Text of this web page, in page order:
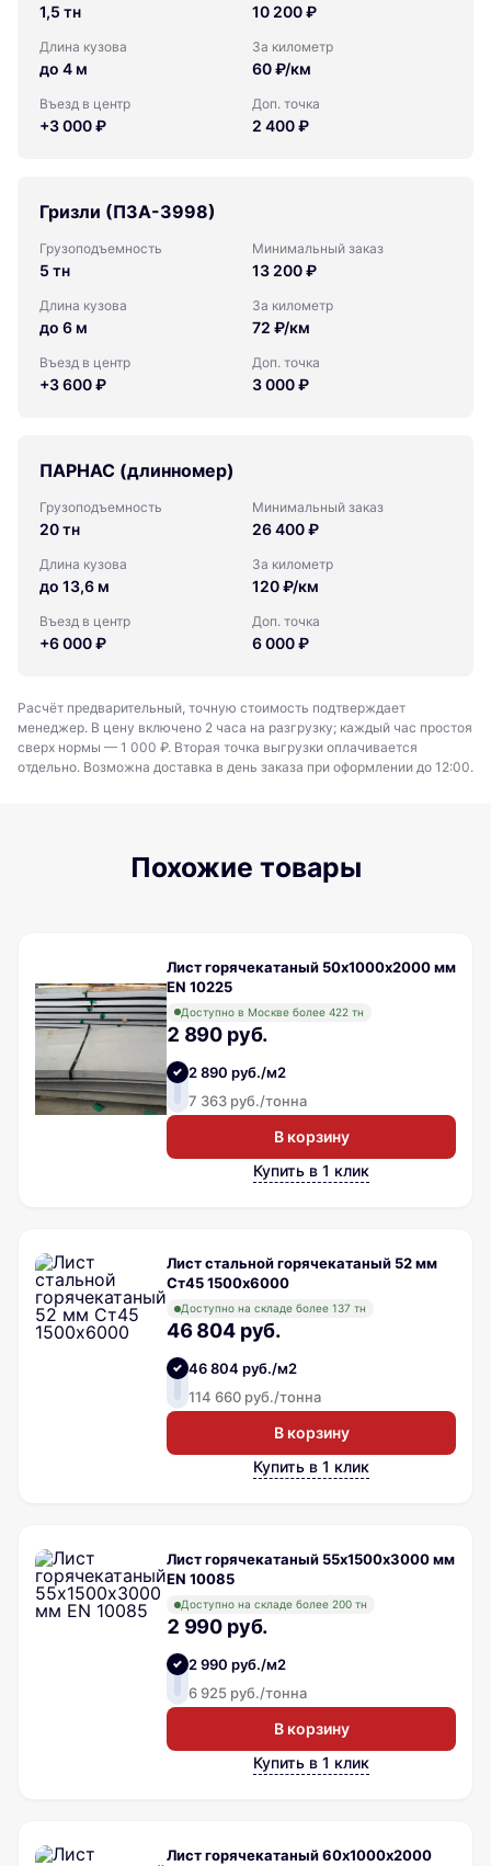
1,5 тн 10 200 ₽
Длина кузова
до 4 м
За километр
60 ₽/км
Въезд в центр
+3 000 ₽
Доп. точка
2 400 ₽
Гризли (ПЗА-3998)
Грузоподъемность
5 тн
Минимальный заказ
13 200 ₽
Длина кузова
до 6 м
За километр
72 ₽/км
Въезд в центр
+3 600 ₽
Доп. точка
3 000 ₽
ПАРНАС (длинномер)
Грузоподъемность
20 тн
Минимальный заказ
26 400 ₽
Длина кузова
до 13,6 м
За километр
120 ₽/км
Въезд в центр
+6 000 ₽
Доп. точка
6 000 ₽
Расчёт предварительный, точную стоимость подтверждает
менеджер. В цену включено 2 часа на разгрузку; каждый час простоя
сверх нормы — 1 000 ₽. Вторая точка выгрузки оплачивается
отдельно. Возможна доставка в день заказа при оформлении до 12:00.
Похожие товары
Лист горячекатаный 50х1000х2000 мм
EN 10225
Доступно в Москве более 422 тн
2 890 руб.
2 890 руб./м2
7 363 руб./тонна
В корзину
Купить в 1 клик
Лист стальной горячекатаный 52 мм
Ст45 1500х6000
Доступно на складе более 137 тн
46 804 руб.
46 804 руб./м2
114 660 руб./тонна
В корзину
Купить в 1 клик
Лист горячекатаный 55х1500х3000 мм
EN 10085
Доступно на складе более 200 тн
2 990 руб.
2 990 руб./м2
6 925 руб./тонна
В корзину
Купить в 1 клик
Лист горячекатаный 60х1000х2000